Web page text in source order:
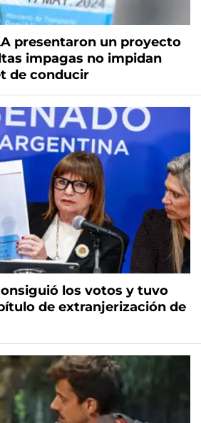
presentaron un proyecto
impagas no impidan
de conducir
los votos y tuvo
de extranjerización de